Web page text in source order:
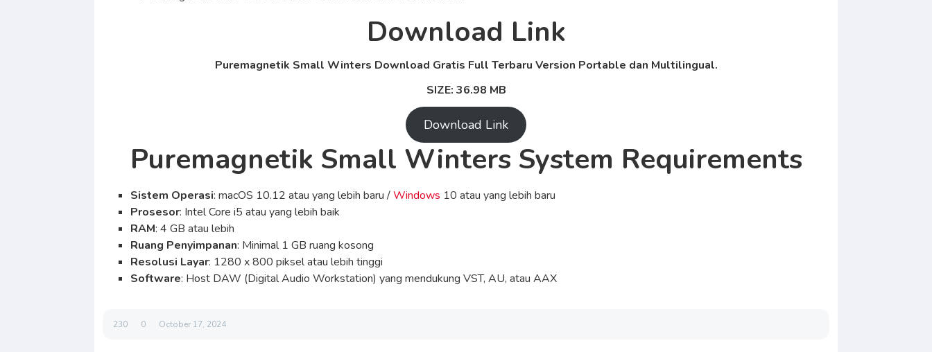
Download Link
Puremagnetik Small Winters Download Gratis Full Terbaru Version Portable dan Multilingual.
SIZE: 36.98 MB
Download Link
Puremagnetik Small Winters System Requirements
Sistem Operasi: macOS 10.12 atau yang lebih baru /Windows 10 atau yang lebih baru
Prosesor: Intel Core i5 atau yang lebih baik
RAM: 4 GB atau lebih
Ruang Penyimpanan: Minimal 1 GB ruang kosong
Resolusi Layar: 1280 x 800 piksel atau lebih tinggi
Software: Host DAW (Digital Audio Workstation) yang mendukung VST, AU, atau AAX
230 0 October 17, 2024